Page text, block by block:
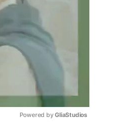
Powered by GliaStudios